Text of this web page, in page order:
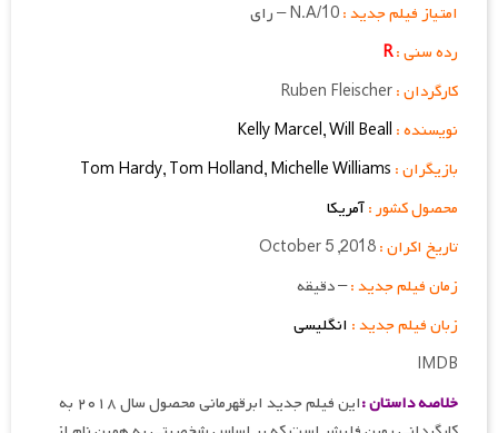
امتیاز فیلم جدید :
رده سنی :R
کارگردان :Ruben Fleischer
نویسنده : Kelly Marcel, Will Beall
بازیگران : Tom Hardy, Tom Holland, Michelle Williams
محصول کشور :آمریکا
تاریخ اکران :
زمان فیلم جدید :– دقیقه
زبان فیلم جدید : انگلیسی
IMDB
خلاصه داستان :
این فیلم جدید ابرقهرمانی محصول سال ۲۰۱۸ به